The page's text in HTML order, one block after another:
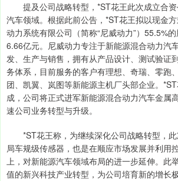
提及公司战略转型，*ST花王此次成立合资
汽车领域。根据此前公告，*ST花王拟以现金
动力系统有限公司（简称“尼威动力”）55.5%
6.66亿元。尼威动力专注于新能源混合动力汽
发、生产与销售，拥有从产品设计、测试验证
务体系，目前服务的客户有理想、奇瑞、零跑
团、凯翼、岚图等新能源主机厂头部企业。
成，公司将正式进军新能源混合动力汽车金属
速公司业务转型与升级。
*ST花王称，为继续深化公司战略转型，此
局车规级传感器，也是在顺应市场发展并利用
上，对新能源汽车领域布局的进一步延伸。此
值的新兴科技产业转型，为公司培育新的增长极